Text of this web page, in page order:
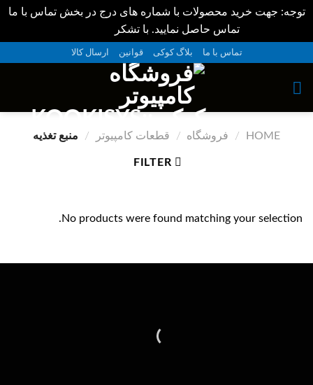
توجه: جهت خرید محصولات با شماره های درج در بخش تماس با ما
تماس حاصل نمایید. با تشکر
بروید
تماس با ما بلاگ کوکی قوانین ارسال کالا
HOME
/ فروشگاه / قطعات کامپیوتر / منبع تغذیه
FILTER
No products were found matching your selection.